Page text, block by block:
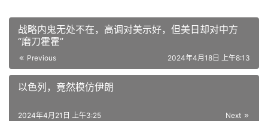
战略内鬼无处不在，高调对美示好，但美日却对中方
“磨刀霍霍”
Previous 2024年4月18日 上午8:13
以色列，竟然模仿伊朗
Next
2024年4月21日 上午3:25